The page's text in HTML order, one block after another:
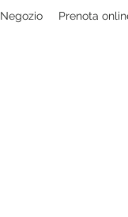
Negozio Prenota